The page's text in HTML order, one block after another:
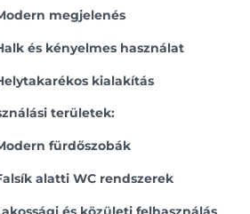
megjelenés
és kényelmes használat
kialakítás
területek:
fürdőszobák
alatti WC rendszerek